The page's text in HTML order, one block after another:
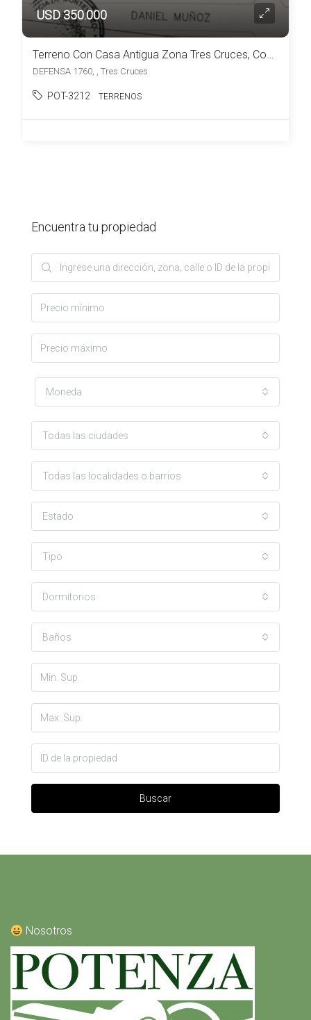
USD 350.000
Terreno Con Casa Antigua Zona Tres Cruces, Consulte!!
DEFENSA 1760, , Tres Cruces
POT-3212 TERRENOS
Encuentra tu propiedad
Moneda
Todas las ciudades
Todas las localidades o barrios
Estado
Tipo
Dormitorios
Baños
Buscar
Nosotros